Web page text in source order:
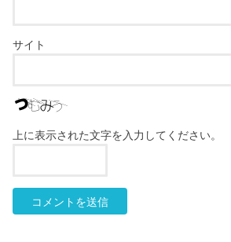
サイト
上に表示された文字を入力してください。